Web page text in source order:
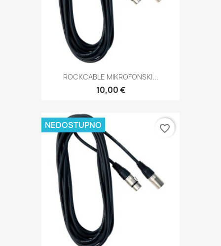
ROCKCABLE MIKROFONSKI...
10,00 €
NEDOSTUPNO favorite_border